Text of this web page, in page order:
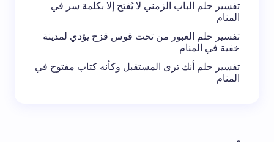
تفسير حلم الباب الزمني لا يُفتح إلا بكلمة سر في
المنام
تفسير حلم العبور من تحت قوس قزح يؤدي لمدينة
خفية في المنام
تفسير حلم أنك ترى المستقبل وكأنه كتاب مفتوح في
المنام